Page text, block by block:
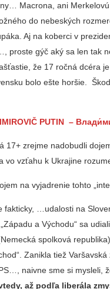
Macrona, ani
do nebeských
Aj na koberci v
proste gýč aký sa len tak
že 17 ročná dcéra
bolo ešte horšie.
PUTIN –
17+ zrejme nadobudli
vo vzťahu k Ukrajine
na vyjadrenie tohto
fakticky, …udalosti na
a Východu“ sa
spolková
Zanikla tiež
naivne sme si mysleli,
až podľa liberála